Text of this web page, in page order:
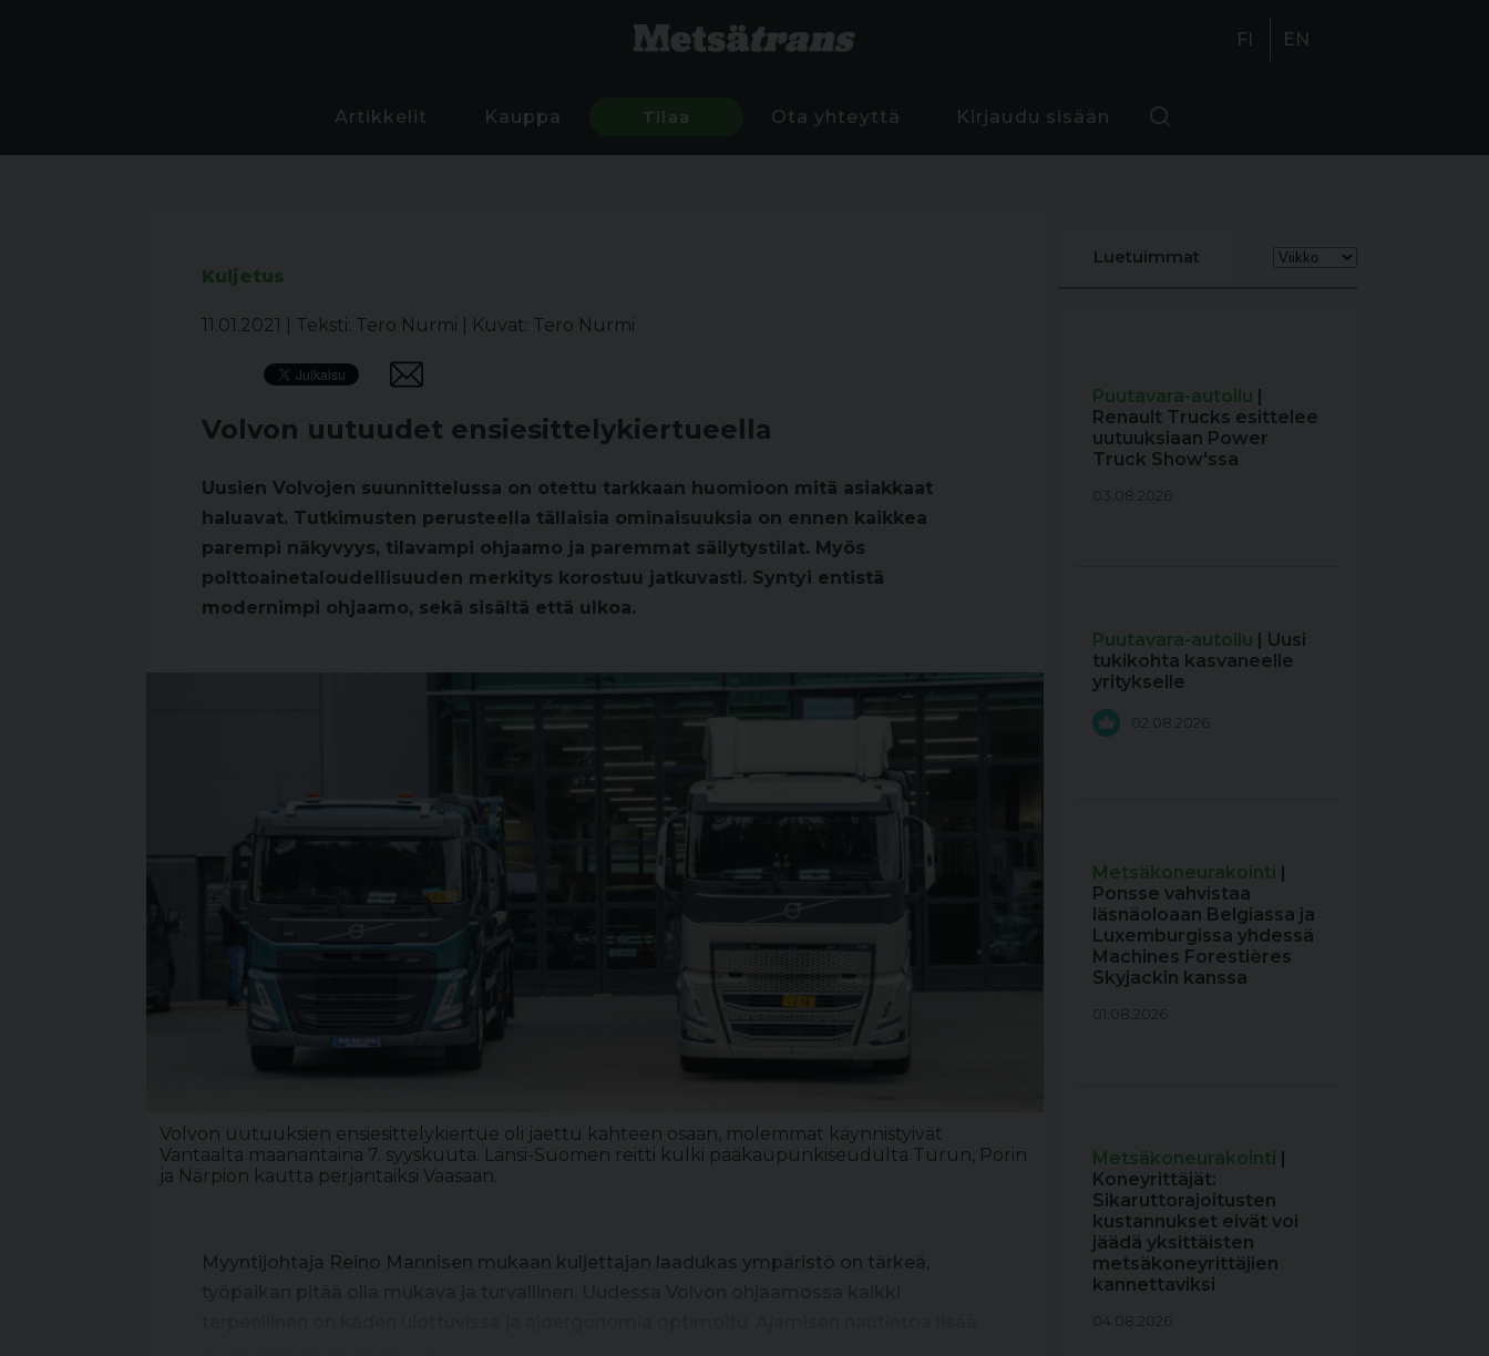
FI EN
Artikkelit Kauppa Tilaa Ota yhteyttä Kirjaudu sisään
Kuljetus
11.01.2021 Teksti: Tero Nurmi Kuvat: Tero Nurmi
Volvon uutuudet ensiesittelykiertueella
Uusien Volvojen suunnittelussa on otettu tarkkaan huomioon mitä asiakkaat
haluavat. Tutkimusten perusteella tällaisia ominaisuuksia on ennen kaikkea
parempi näkyvyys, tilavampi ohjaamo ja paremmat säilytystilat. Myös
polttoainetaloudellisuuden merkitys korostuu jatkuvasti. Syntyi entistä
modernimpi ohjaamo, sekä sisältä että ulkoa.
Volvon uutuuksien ensiesittelykiertue oli jaettu kahteen osaan, molemmat käynnistyivät
Vantaalta maanantaina 7. syyskuuta. Länsi-Suomen reitti kulki pääkaupunkiseudulta Turun, Porin
ja Närpiön kautta perjantaiksi Vaasaan.
Myyntijohtaja Reino Mannisen mukaan kuljettajan laadukas ympäristö on tärkeä,
Luetuimmat
Puutavara-autoilu |
Renault Trucks esittelee
uutuuksiaan Power
Truck Show'ssa
03.08.2026
Puutavara-autoilu | Uusi
tukikohta kasvaneelle
yritykselle
02.08.2026
Metsäkoneurakointi |
Ponsse vahvistaa
läsnäoloaan Belgiassa ja
Luxemburgissa yhdessä
Machines Forestières
Skyjackin kanssa
01.08.2026
Metsäkoneurakointi |
Koneyrittäjät:
Sikaruttorajoitusten
kustannukset eivät voi
jäädä yksittäisten
metsäkoneyrittäjien
kannettaviksi
04.08.2026